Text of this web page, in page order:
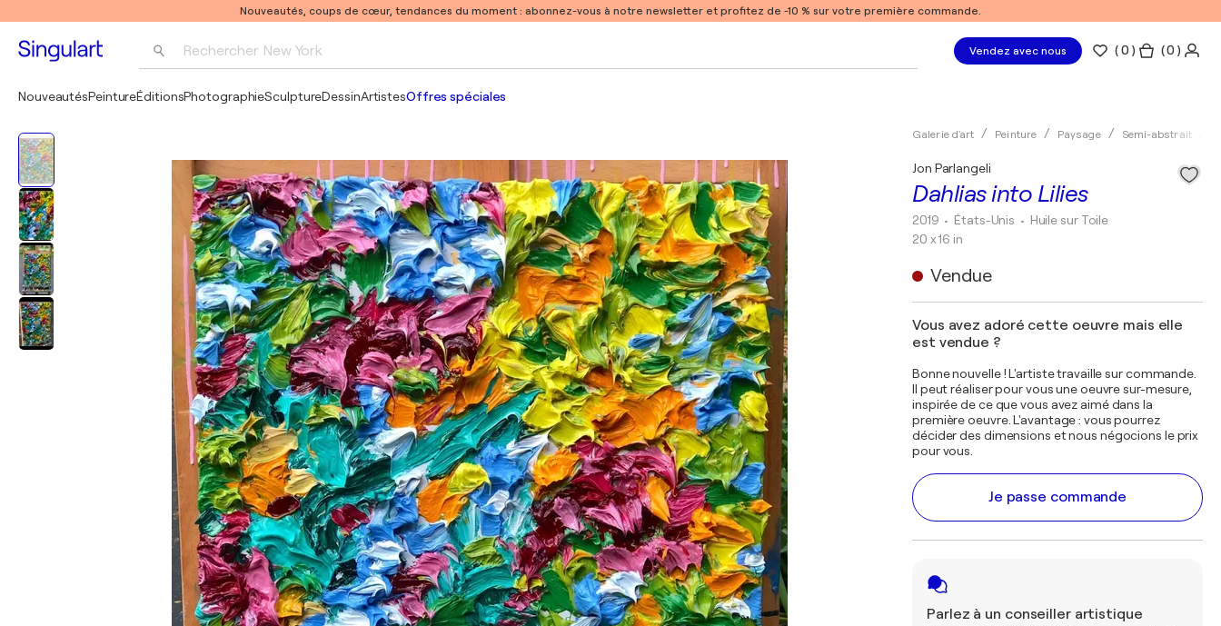
Nouveautés, coups de cœur, tendances du moment : abonnez-vous à notre newsletter et profitez de -10 % sur votre première commande.
Rechercher New York
Pablo Picasso
Vendez avec nous (0 ) ( 0 )
NouveautésPeintureÉditionsPhotographieSculptureDessinArtistesOffres spéciales
Galerie d'art Peinture Paysage Semi-abstrait
Dahlias into Lilies
Jon Parlangeli
2019 • États-Unis • Huile sur Toile
20 x 16 in
Vendue
Vous avez adoré cette oeuvre mais elle
est vendue ?
Bonne nouvelle ! L'artiste travaille sur commande.
Il peut réaliser pour vous une oeuvre sur-mesure,
inspirée de ce que vous avez aimé dans la
première oeuvre. L'avantage : vous pourrez
décider des dimensions et nous négocions le prix
pour vous.
Je passe commande
Parlez à un conseiller artistique